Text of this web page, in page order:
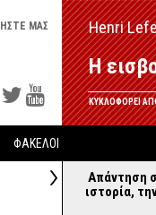
ΜΑΣ Henri
Η
ΚΥΚΛΟΦΟΡΕΙ
ΦΑΚΕΛΟΙ
Απάντηση
ιστορία,